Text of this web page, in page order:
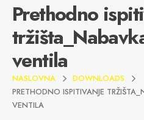
Prethodno
ventila
NASLOVNA
DOWNLOADS
PRETHODNO ISPITIVANJE
VENTILA